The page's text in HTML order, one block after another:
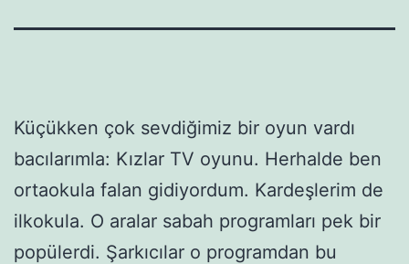
Küçükken çok sevdiğimiz bir oyun vardı
bacılarımla: Kızlar TV oyunu. Herhalde ben
ortaokula falan gidiyordum. Kardeşlerim de
ilkokula. O aralar sabah programları pek bir
popülerdi. Şarkıcılar o programdan bu